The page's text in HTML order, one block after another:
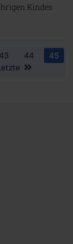
Kindes
44
45